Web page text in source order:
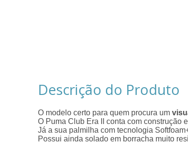
Descrição do Produto
O modelo certo para quem procura um
O Puma Club Era II conta com construção
Já a sua palmilha com tecnologia
Possui ainda solado em borracha muito